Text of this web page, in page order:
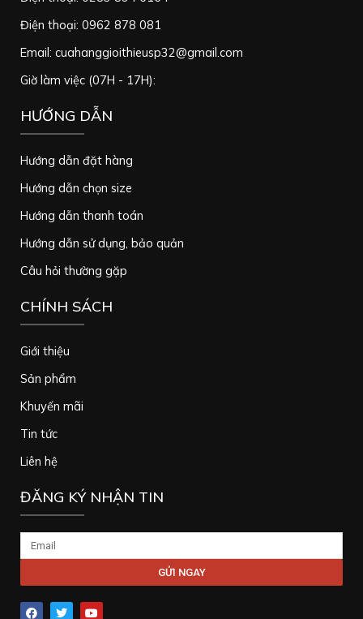
Điện thoại: 0962 878 081
Email: cuahanggioithieusp32@gmail.com
Giờ làm việc (07H - 17H):
HƯỚNG DẪN
Hướng dẫn đặt hàng
Hướng dẫn chọn size
Hướng dẫn thanh toán
Hướng dẫn sử dụng, bảo quản
Câu hỏi thường gặp
CHÍNH SÁCH
Giới thiệu
Sản phẩm
Khuyến mãi
Tin tức
Liên hệ
ĐĂNG KÝ NHẬN TIN
Email
GỬI NGAY
F
T
Y